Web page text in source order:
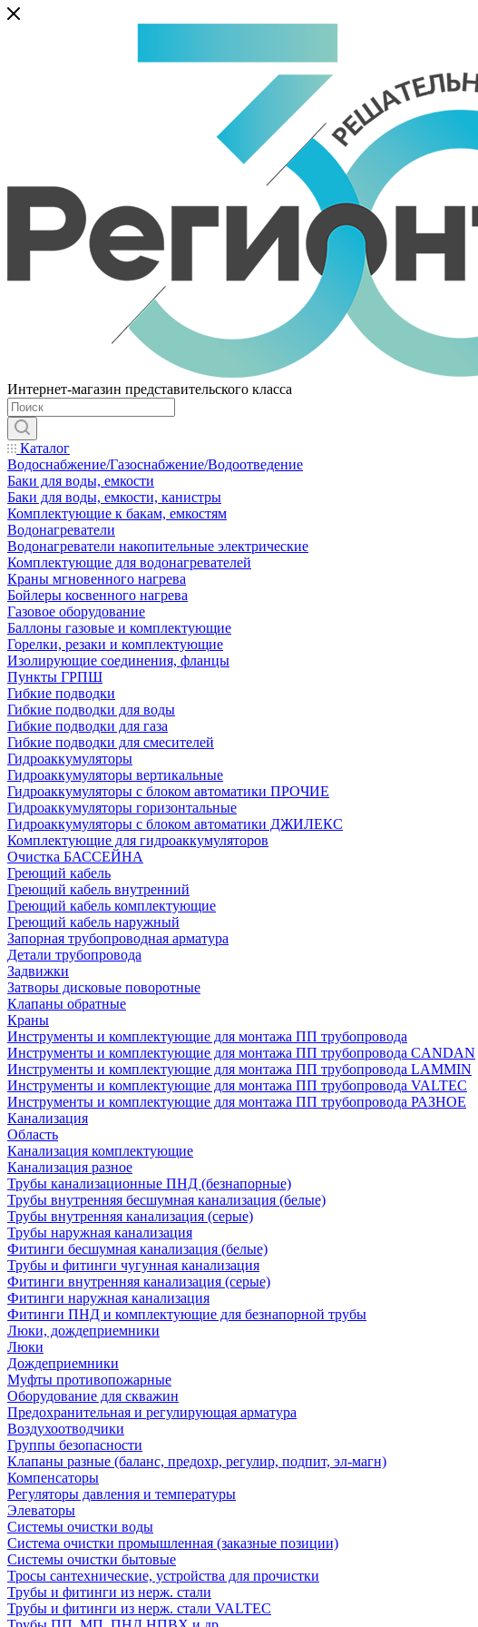
Интернет-магазин представительского класса
Каталог
Водоснабжение/Газоснабжение/Водоотведение
Баки для воды, емкости
Баки для воды, емкости, канистры
Комплектующие к бакам, емкостям
Водонагреватели
Водонагреватели накопительные электрические
Комплектующие для водонагревателей
Краны мгновенного нагрева
Бойлеры косвенного нагрева
Газовое оборудование
Баллоны газовые и комплектующие
Горелки, резаки и комплектующие
Изолирующие соединения, фланцы
Пункты ГРПШ
Гибкие подводки
Гибкие подводки для воды
Гибкие подводки для газа
Гибкие подводки для смесителей
Гидроаккумуляторы
Гидроаккумуляторы вертикальные
Гидроаккумуляторы с блоком автоматики ПРОЧИЕ
Гидроаккумуляторы горизонтальные
Гидроаккумуляторы с блоком автоматики ДЖИЛЕКС
Комплектующие для гидроаккумуляторов
Очистка БАССЕЙНА
Греющий кабель
Греющий кабель внутренний
Греющий кабель комплектующие
Греющий кабель наружный
Запорная трубопроводная арматура
Детали трубопровода
Задвижки
Затворы дисковые поворотные
Клапаны обратные
Краны
Инструменты и комплектующие для монтажа ПП трубопровода
Инструменты и комплектующие для монтажа ПП трубопровода CANDAN
Инструменты и комплектующие для монтажа ПП трубопровода LAMMIN
Инструменты и комплектующие для монтажа ПП трубопровода VALTEC
Инструменты и комплектующие для монтажа ПП трубопровода РАЗНОЕ
Канализация
Область
Канализация комплектующие
Канализация разное
Трубы канализационные ПНД (безнапорные)
Трубы внутренняя бесшумная канализация (белые)
Трубы внутренняя канализация (серые)
Трубы наружная канализация
Фитинги бесшумная канализация (белые)
Трубы и фитинги чугунная канализация
Фитинги внутренняя канализация (серые)
Фитинги наружная канализация
Фитинги ПНД и комплектующие для безнапорной трубы
Люки, дождеприемники
Люки
Дождеприемники
Муфты противопожарные
Оборудование для скважин
Предохранительная и регулирующая арматура
Воздухоотводчики
Группы безопасности
Клапаны разные (баланс, предохр, регулир, подпит, эл-магн)
Компенсаторы
Регуляторы давления и температуры
Элеваторы
Системы очистки воды
Система очистки промышленная (заказные позиции)
Системы очистки бытовые
Тросы сантехнические, устройства для прочистки
Трубы и фитинги из нерж. стали
Трубы и фитинги из нерж. стали VALTEC